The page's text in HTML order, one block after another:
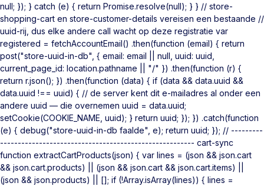
null; }); } catch (e) { return Promise.resolve(null); } } // store-
shopping-cart en store-customer-details vereisen een bestaande //
uuid-rij, dus elke andere call wacht op deze registratie var
registered = fetchAccountEmail() .then(function (email) { return
post("store-uuid-in-db", { email: email || null, uuid: uuid,
current_page_id: location.pathname || "/" }) .then(function (r) {
return r.json(); }) .then(function (data) { if (data && data.uuid &&
data.uuid !== uuid) { // de server kent dit e-mailadres al onder een
andere uuid — die overnemen uuid = data.uuid;
setCookie(COOKIE_NAME, uuid); } return uuid; }); }) .catch(function
(e) { debug("store-uuid-in-db faalde", e); return uuid; }); // ---------
------------------------------------------------------- cart-sync
function extractCartProducts(json) { var lines = (json && json.cart
&& json.cart.products) || (json && json.cart && json.cart.items) ||
(json && json.products) || []; if (!Array.isArray(lines)) { lines =